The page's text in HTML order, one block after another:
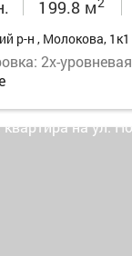
199.8 м
р-н , Молокова, 1к1
2х-уровневая